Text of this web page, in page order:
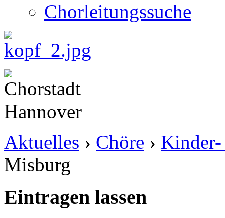
Chorleitungssuche
Aktuelles › Chöre › Kinder-
Misburg
Eintragen lassen